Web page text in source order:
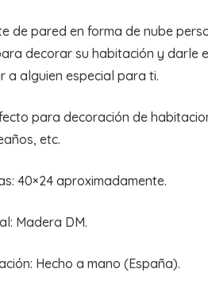
de pared en forma de nube
decorar su habitación y darle
a alguien especial para ti.
para decoración de
etc.
40×24 aproximadamente.
Madera DM.
Hecho a mano (España).